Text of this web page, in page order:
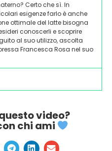
Certo che sì. In
esigenze farlo è anche
ottimale del latte bisogna
conoscerli e scoprire
al suo utilizzo, ascolta
Francesca Rosa nel suo
video?
chi ami